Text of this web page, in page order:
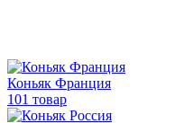
Коньяк Франция
101 товар